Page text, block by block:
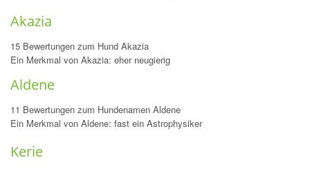
Akazia
15 Bewertungen zum Hund Akazia
Ein Merkmal von Akazia: eher neugierig
Aldene
11 Bewertungen zum Hundenamen Aldene
Ein Merkmal von Aldene: fast ein Astrophysiker
Kerie